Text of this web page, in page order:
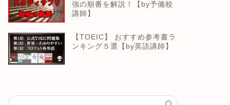
強の順番を解説！【by予備校
講師】
【TOEIC】 おすすめ参考書ラ
ンキング５選【by英語講師】